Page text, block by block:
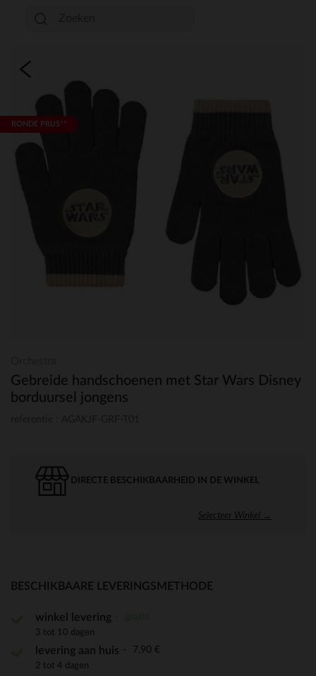
RONDE PRIJS**
Gebreide handschoenen met Star Wars Disney
borduursel jongens
DIRECTE BESCHIKBAARHEID IN DE WINKEL
Selecteer Winkel →
BESCHIKBAARE LEVERINGSMETHODE
winkel levering
3 tot 10 dagen
levering aan huis 7,90 €
2 tot 4 dagen